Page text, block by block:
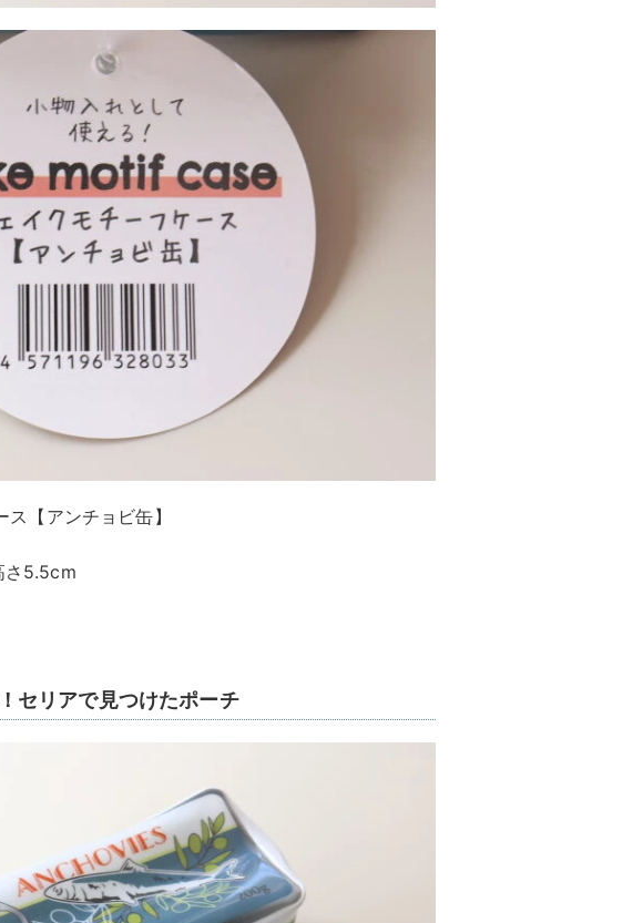
【アンチョビ缶】
さ5.5cm
セリアで見つけたポーチ